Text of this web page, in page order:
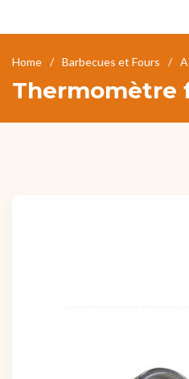
Home Barbecues et Fours
Thermomètre